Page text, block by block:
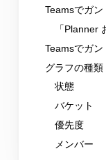
Teamsでガ
「Planner
Teamsでガ
グラフの種類
状態
バケット
優先度
メンバー